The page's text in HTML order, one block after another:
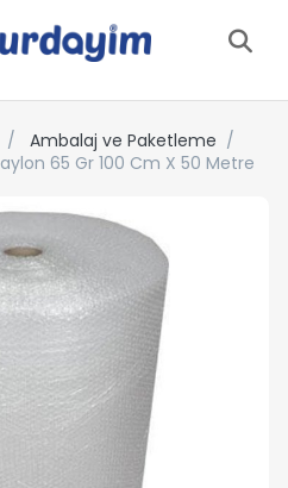
Ambalaj ve Paketleme
65 Gr 100 Cm X 50 Metre